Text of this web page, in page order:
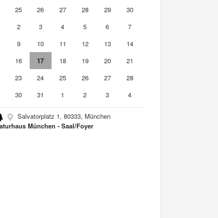
25 26 27 28 29
30
2 3 4 5 6
7
9 10 11 12 13
14
16 17 18 19 20
21
23 24 25 26 27
28
30 31 1 2 3 4
Salvatorplatz 1, 80333, München
München - Saal/Foyer